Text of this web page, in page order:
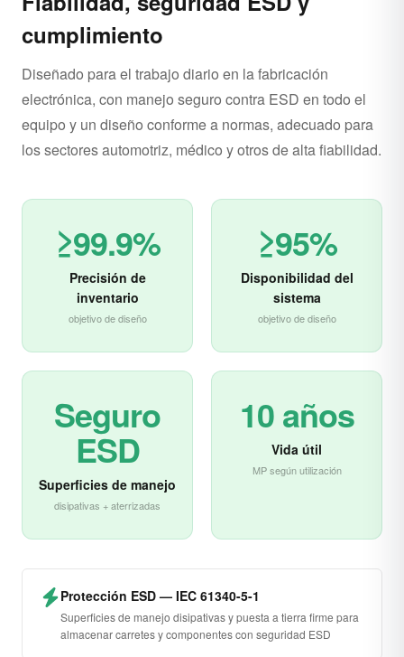
cumplimiento
Diseñado para el trabajo diario en la fabricación
electrónica, con manejo seguro contra ESD en todo el
equipo y un diseño conforme a normas, adecuado para
los sectores automotriz, médico y otros de alta fiabilidad.
≥99.9%
Precisión de
inventario
objetivo de diseño
≥95%
Disponibilidad del
sistema
objetivo de diseño
Seguro
ESD
Superficies de manejo
disipativas + aterrizadas
10 años
Vida útil
MP según utilización
Protección ESD — IEC 61340-5-1
Superficies de manejo disipativas y puesta a tierra firme para
almacenar carretes y componentes con seguridad ESD